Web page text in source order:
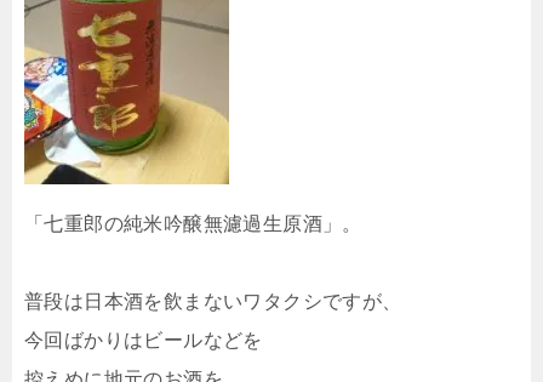
「七重郎の純米吟醸無濾過生原酒」。
普段は日本酒を飲まないワタクシですが、
今回ばかりはビールなどを